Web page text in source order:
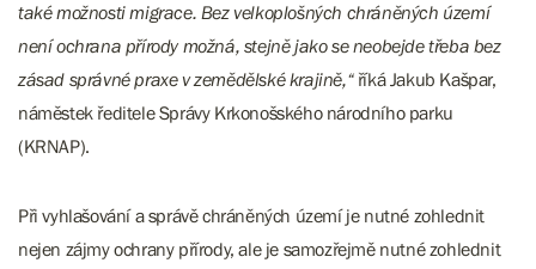
také možnosti migrace. Bez velkoplošných chráněných území
není ochrana přírody možná, stejně jako se neobejde třeba bez
zásad správné praxe v zemědělské krajině,“říká Jakub Kašpar,
náměstek ředitele Správy Krkonošského národního parku
(KRNAP).
Při vyhlašování a správě chráněných území je nutné zohlednit
nejen zájmy ochrany přírody, ale je samozřejmě nutné zohlednit